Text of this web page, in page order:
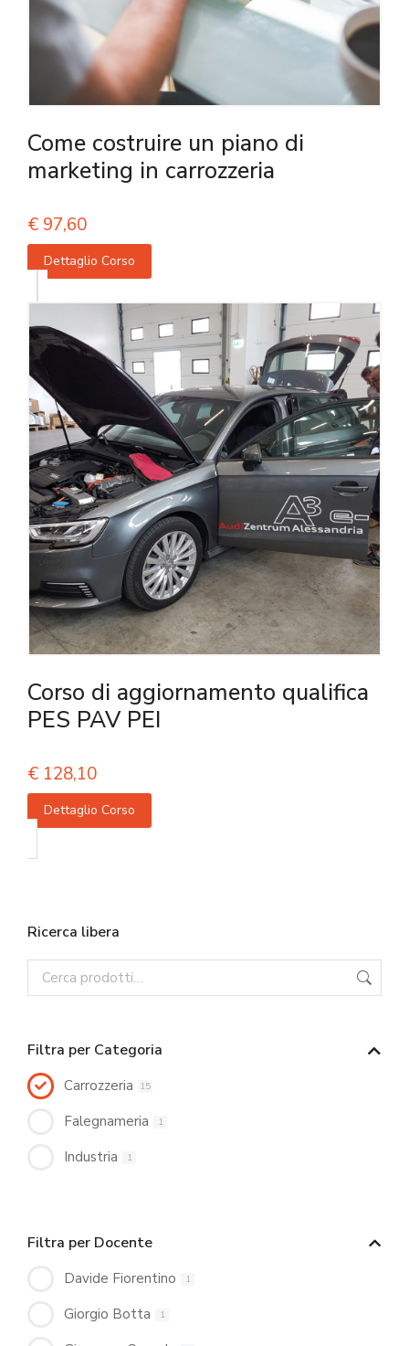
Come costruire un piano di
marketing in carrozzeria
€ 97,60
Dettaglio Corso
Corso di aggiornamento qualifica
PES PAV PEI
€ 128,10
Dettaglio Corso
Ricerca libera
Filtra per Categoria
Carrozzeria 15
Falegnameria 1
Industria 1
Filtra per Docente
Davide Fiorentino 1
Giorgio Botta 1